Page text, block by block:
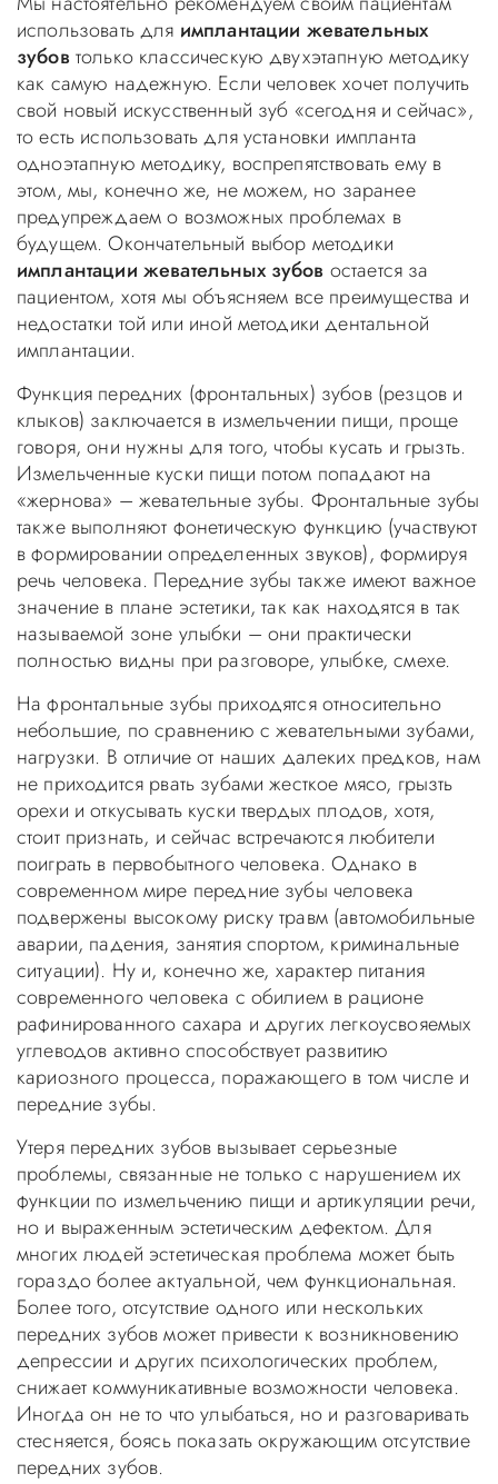
использовать для имплантации жевательных
зубов только классическую двухэтапную методику
как самую надежную. Если человек хочет получить
свой новый искусственный зуб «сегодня и сейчас»,
то есть использовать для установки импланта
одноэтапную методику, воспрепятствовать ему в
этом, мы, конечно же, не можем, но заранее
предупреждаем о возможных проблемах в
будущем. Окончательный выбор методики
имплантации жевательных зубов остается за
пациентом, хотя мы объясняем все преимущества и
недостатки той или иной методики дентальной
имплантации.
Функция передних (фронтальных) зубов (резцов и
клыков) заключается в измельчении пищи, проще
говоря, они нужны для того, чтобы кусать и грызть.
Измельченные куски пищи потом попадают на
«жернова» – жевательные зубы. Фронтальные зубы
также выполняют фонетическую функцию (участвуют
в формировании определенных звуков), формируя
речь человека. Передние зубы также имеют важное
значение в плане эстетики, так как находятся в так
называемой зоне улыбки – они практически
полностью видны при разговоре, улыбке, смехе.
На фронтальные зубы приходятся относительно
небольшие, по сравнению с жевательными зубами,
нагрузки. В отличие от наших далеких предков, нам
не приходится рвать зубами жесткое мясо, грызть
орехи и откусывать куски твердых плодов, хотя,
стоит признать, и сейчас встречаются любители
поиграть в первобытного человека. Однако в
современном мире передние зубы человека
подвержены высокому риску травм (автомобильные
аварии, падения, занятия спортом, криминальные
ситуации). Ну и, конечно же, характер питания
современного человека с обилием в рационе
рафинированного сахара и других легкоусвояемых
углеводов активно способствует развитию
кариозного процесса, поражающего в том числе и
передние зубы.
Утеря передних зубов вызывает серьезные
проблемы, связанные не только с нарушением их
функции по измельчению пищи и артикуляции речи,
но и выраженным эстетическим дефектом. Для
многих людей эстетическая проблема может быть
гораздо более актуальной, чем функциональная.
Более того, отсутствие одного или нескольких
передних зубов может привести к возникновению
депрессии и других психологических проблем,
снижает коммуникативные возможности человека.
Иногда он не то что улыбаться, но и разговаривать
стесняется, боясь показать окружающим отсутствие
передних зубов.